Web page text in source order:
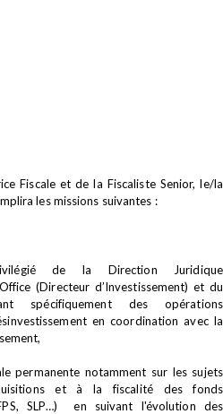
Fiscale et de la Fiscaliste Senior, le/la
les missions suivantes :
de la Direction Juridique
(Directeur d’Investissement) et du
spécifiquement des opérations
en coordination avec la
permanente notamment sur les sujets
et à la fiscalité des fonds
SLP…) en suivant l'évolution des